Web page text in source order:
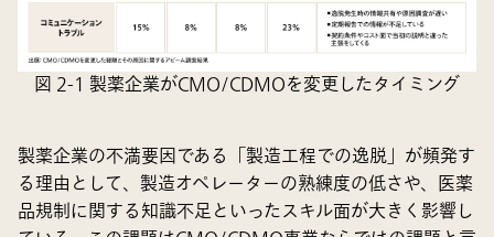
図 2-1 製薬企業がCMO/CDMOを変更したタイミング
製薬企業の不満要因である「製造工程での逸脱」が頻発す
る理由として、製造オペレーターの熟練度の低さや、医薬
品規制に関する知識不足といったスキル面が大きく影響し